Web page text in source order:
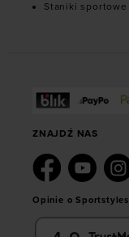
Staniki
ZNAJDŹ NAS
Opinie o